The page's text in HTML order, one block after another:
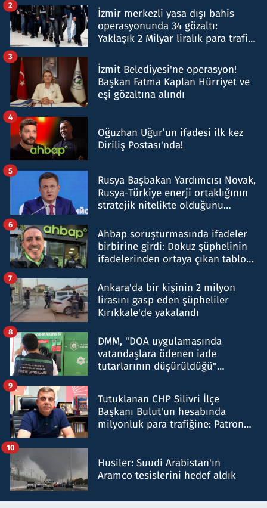
İzmir merkezli yasa dışı bahis
operasyonunda 34 gözaltı:
Yaklaşık 2 Milyar liralık para trafiği
2
İzmit Belediyesi'ne operasyon!
Başkan Fatma Kaplan Hürriyet ve
eşi gözaltına alındı
3
Oğuzhan Uğur’un ifadesi ilk kez
Diriliş Postası'nda!
4
Rusya Başbakan Yardımcısı Novak,
Rusya-Türkiye enerji ortaklığının
stratejik nitelikte olduğunu
5
Ahbap soruşturmasında ifadeler
birbirine girdi: Dokuz şüphelinin
ifadelerinden ortaya çıkan tablo
6
Ankara'da bir kişinin 2 milyon
lirasını gasp eden şüpheliler
Kırıkkale'de yakalandı
7
DMM, "DOA uygulamasında
vatandaşlara ödenen iade
tutarlarının düşürüldüğü"
8
Tutuklanan CHP Silivri İlçe
Başkanı Bulut'un hesabında
milyonluk para trafiğine: Patron
9
Husiler: Suudi Arabistan'ın
Aramco tesislerini hedef aldık
10